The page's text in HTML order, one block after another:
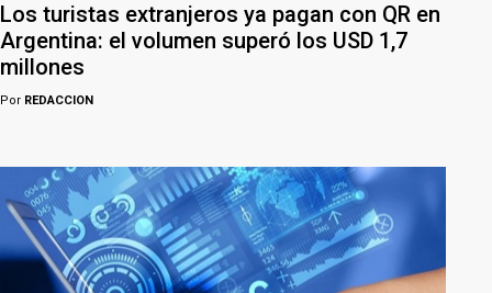
Los turistas extranjeros ya pagan con QR en
Argentina: el volumen superó los USD 1,7
millones
Por REDACCION